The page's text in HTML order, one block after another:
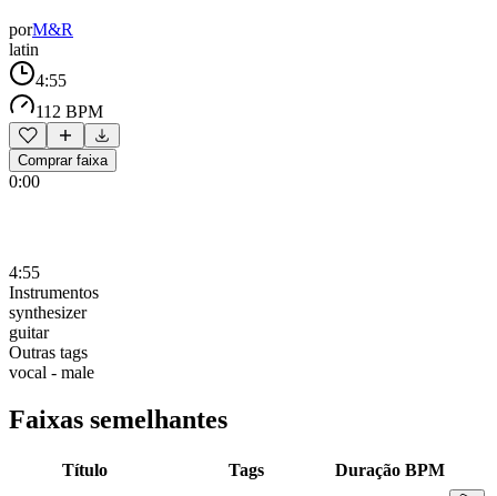
porM&R
latin
4:55
112 BPM
Comprar faixa
0:00
4:55
Instrumentos
synthesizer
guitar
Outras tags
vocal - male
Faixas semelhantes
Título Tags Duração BPM